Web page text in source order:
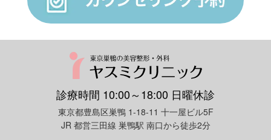
診療時間 10:00～18:00 日曜休診
東京都豊島区巣鴨 1-18-11 十一屋ビル5F
JR 都営三田線 巣鴨駅 南口から徒歩2分